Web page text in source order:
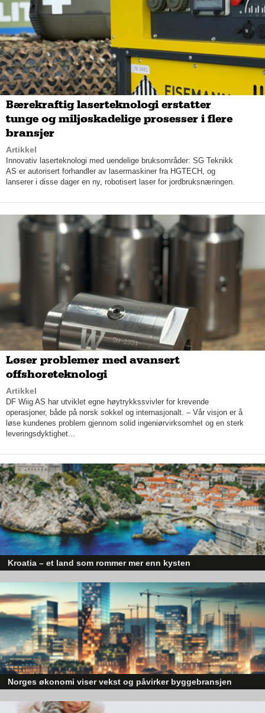
Bærekraftig laserteknologi erstatter
tunge og miljøskadelige prosesser i flere
bransjer
Artikkel
Innovativ laserteknologi med uendelige bruksområder: SG Teknikk
AS er autorisert forhandler av lasermaskiner fra HGTECH, og
lanserer i disse dager en ny, robotisert laser for jordbruksnæringen.
Løser problemer med avansert
offshoreteknologi
Artikkel
DF Wiig AS har utviklet egne høytrykkssvivler for krevende
operasjoner, både på norsk sokkel og internasjonalt. – Vår visjon er å
løse kundenes problem gjennom solid ingeniørvirksomhet og en sterk
leveringsdyktighet...
Kroatia – et land som rommer mer enn kysten
sider enn det førsteinntrykket mange sitter igjen med.
Norges økonomi viser vekst og påvirker byggebransjen
skaper optimisme på tvers av ulike sektorer. Byggebransjen er spesielt